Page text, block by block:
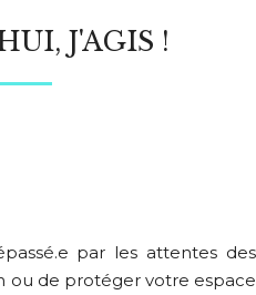
J'AGIS !
par les attentes des
ou de protéger votre espace